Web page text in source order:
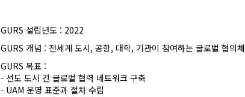
GURS 설립년도 : 2022
GURS 개념 : 전세계 도시, 공항, 대학, 기관이 참여하는 글로벌 협의체
GURS 목표 :
- 선도 도시 간 글로벌 협력 네트워크 구축
- UAM 운영 표준과 절차 수립